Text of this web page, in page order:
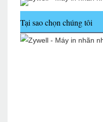
Tại sao chọn chúng tôi